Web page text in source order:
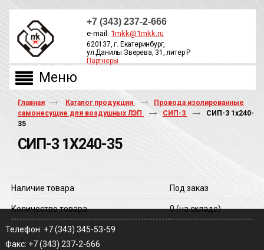
+7 (343) 237-2-666
e-mail: 1mkk@1mkk.ru
620137, г. Екатеринбург,
ул.Данилы Зверева, 31, литер Р
Партнеры
Главная Каталог продукции
Провода изолированные
самонесущие для воздушных ЛЭП
СИП-3
СИП-3 1х240-
35
СИП-3 1Х240-35
Наличие товара Под заказ
Количество товара 0(на складе)
Телефон: +7 (343) 345-53-59
Факс: +7 (343) 237-2-666